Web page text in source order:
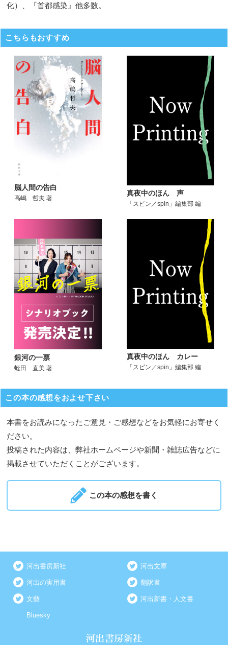
化）、『首都感染』他多数。
こちらもおすすめ
脳人間の告白
高嶋 哲夫 著
真夜中のほん 声
「スピン／spin」編集部 編
銀河の一票
蛭田 直美 著
真夜中のほん カレー
「スピン／spin」編集部 編
この本の感想をおよせ下さい
本書をお読みになったご意見・ご感想などをお気軽にお寄せく
ださい。
投稿された内容は、弊社ホームページや新聞・雑誌広告などに
掲載させていただくことがございます。
この本の感想を書く
河出書房新社 河出文庫
河出の実用書 翻訳書
文藝 河出新書・人文書
Bluesky